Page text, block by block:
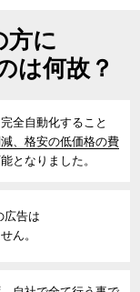
方に
は何故？
全自動化すること
、格安の低価格の費
となりました。
広告は
ん。